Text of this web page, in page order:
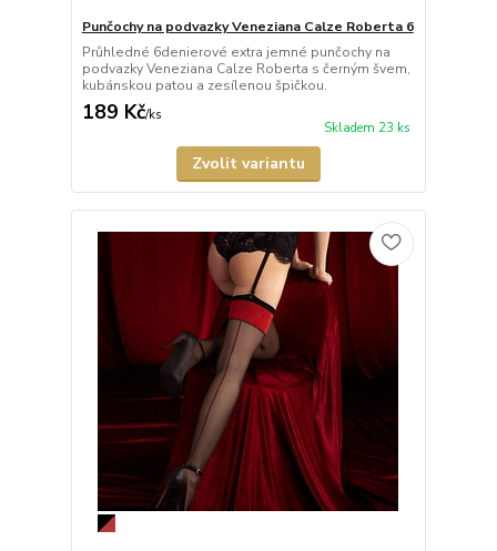
Punčochy na podvazky Veneziana Calze Roberta 6
Průhledné 6denierové extra jemné punčochy na
podvazky Veneziana Calze Roberta s černým švem,
kubánskou patou a zesílenou špičkou.
189 Kč/ks
Skladem 23 ks
Zvolit variantu